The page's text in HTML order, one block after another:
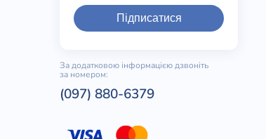
Підписатися
За додатковою інформацією дзвоніть
за номером:
(097) 880-6379